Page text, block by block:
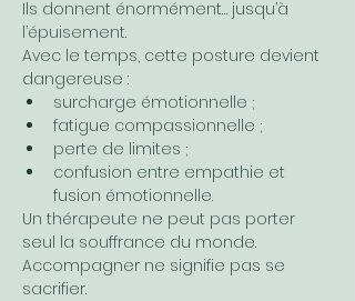
Ils donnent énormément… jusqu’à
l’épuisement.
Avec le temps, cette posture devient
dangereuse :
surcharge émotionnelle ;
fatigue compassionnelle ;
perte de limites ;
confusion entre empathie et
fusion émotionnelle.
Un thérapeute ne peut pas porter
seul la souffrance du monde.
Accompagner ne signifie pas se
sacrifier.